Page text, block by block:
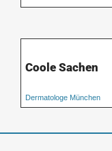
Coole Sachen
Dermatologe München